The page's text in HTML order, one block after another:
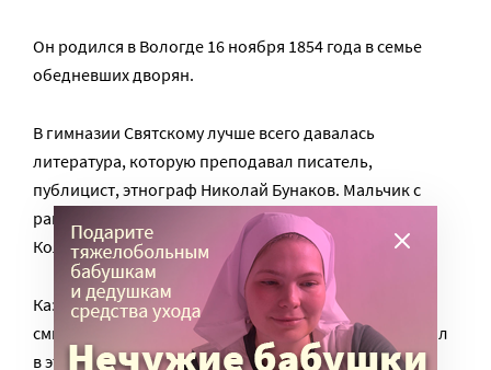
Он родился в Вологде 16 ноября 1854 года в семье
обедневших дворян.
В гимназии Святскому лучше всего давалась
литература, которую преподавал писатель,
публицист, этнограф Николай Бунаков. Мальчик с
ранних лет полюбил стихи Пушкина, Некрасова,
Кольцова, Никитина.
Казалось, жизнь кончена, но 23-летний поэт не
смирился с таким страшным концом. Как же поступил
в этой тяжелейшей ситуации этот удивительный